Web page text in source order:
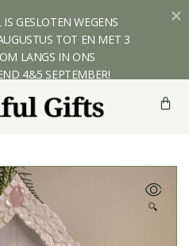
🔍
GESLOTEN WEGENS
TOT EN MET 3
LANGS IN ONS
4&5 SEPTEMBER!